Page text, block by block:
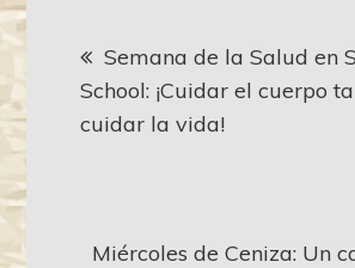
de
entradas
Semana de la Salud en
School: ¡Cuidar el cuerpo
cuidar la vida!
Miércoles de Ceniza: Un